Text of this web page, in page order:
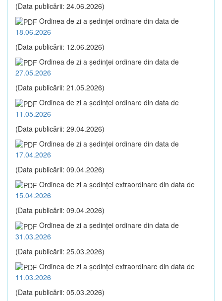
(Data publicării: 24.06.2026)
Ordinea de zi a şedinţei ordinare din data de
18.06.2026
(Data publicării: 12.06.2026)
Ordinea de zi a şedinţei ordinare din data de
27.05.2026
(Data publicării: 21.05.2026)
Ordinea de zi a şedinţei ordinare din data de
11.05.2026
(Data publicării: 29.04.2026)
Ordinea de zi a şedinţei ordinare din data de
17.04.2026
(Data publicării: 09.04.2026)
Ordinea de zi a şedinţei extraordinare din data de
15.04.2026
(Data publicării: 09.04.2026)
Ordinea de zi a şedinţei ordinare din data de
31.03.2026
(Data publicării: 25.03.2026)
Ordinea de zi a şedinţei extraordinare din data de
11.03.2026
(Data publicării: 05.03.2026)